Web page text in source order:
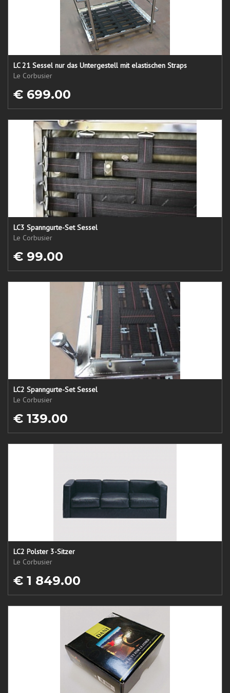
LC 21 Sessel nur das Untergestell mit elastischen Straps
Le Corbusier
€ 699.00
LC3 Spanngurte-Set Sessel
Le Corbusier
€ 99.00
LC2 Spanngurte-Set Sessel
Le Corbusier
€ 139.00
LC2 Polster 3-Sitzer
Le Corbusier
€ 1 849.00